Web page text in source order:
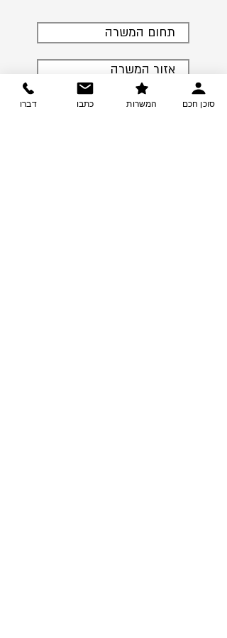
תחום המשרה
אזור המשרה
דברו כתבו המשרות סוכן חכם